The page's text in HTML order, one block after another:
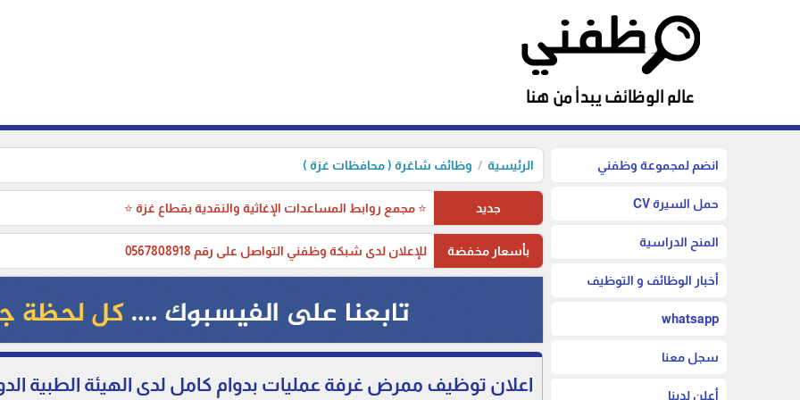
انضم لمجموعة وظفني
حمل السيرة CV
المنح الدراسية
أخبار الوظائف و التوظيف
whatsapp
سجل معنا
أعلن لدينا
الرئيسية وظائف شاغرة ( محافظات غزة )
جديد ⭐ مجمع روابط المساعدات الإغاثية والنقدية بقطاع غزة ⭐
بأسعار مخفضة للإعلان لدى شبكة وظفني التواصل على رقم 0567808918
اعلان توظيف ممرض غرفة عمليات بدوام كامل لدى الهيئة الطبية